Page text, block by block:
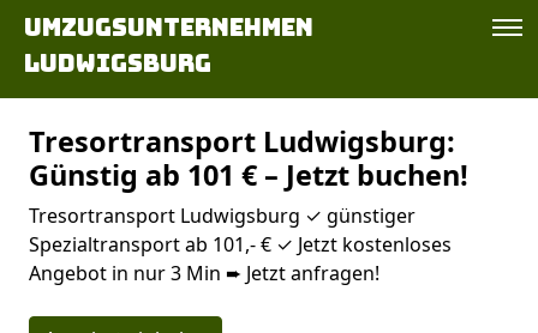
Umzugsunternehmen
Ludwigsburg
Tresortransport Ludwigsburg:
Günstig ab 101 € – Jetzt buchen!
Tresortransport Ludwigsburg ✓ günstiger
Spezialtransport ab 101,- € ✓ Jetzt kostenloses
Angebot in nur 3 Min ➨ Jetzt anfragen!